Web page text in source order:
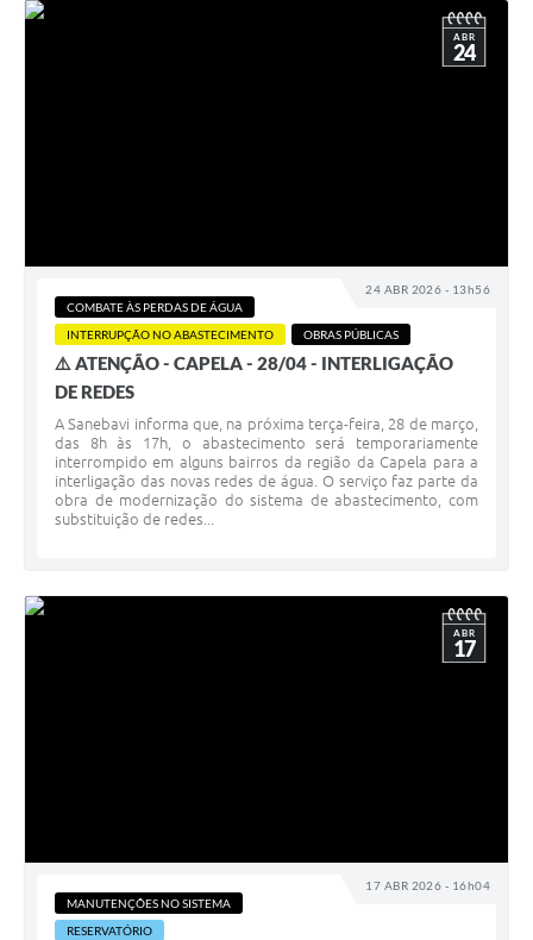
24 ABR 2026 - 13h56
ABR
24
COMBATE ÀS PERDAS DE ÁGUA
INTERRUPÇÃO NO ABASTECIMENTO
OBRAS PÚBLICAS
⚠️ ATENÇÃO - CAPELA - 28/04 - INTERLIGAÇÃO
DE REDES
A Sanebavi informa que, na próxima terça-feira, 28 de março,
das 8h às 17h, o abastecimento será temporariamente
interrompido em alguns bairros da região da Capela para a
interligação das novas redes de água. O serviço faz parte da
obra de modernização do sistema de abastecimento, com
substituição de redes...
17 ABR 2026 - 16h04
ABR
17
MANUTENÇÕES NO SISTEMA
RESERVATÓRIO